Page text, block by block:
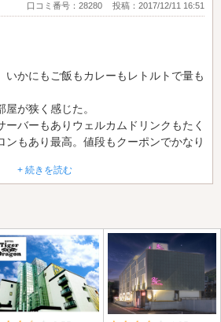
口コミ番号：28280 投稿：2017/12/11 16:51
いかにもご飯もカレーもレトルトで量も
が狭く感じた。
ーバーもありウェルカムドリンクもたく
ンもあり最高。値段もクーポンでかなり
+ 続きを読む